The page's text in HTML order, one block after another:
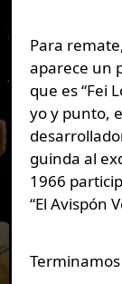
Para
aparece un
que es “Fei
yo y punto,
guinda al
1966
“El Avispón